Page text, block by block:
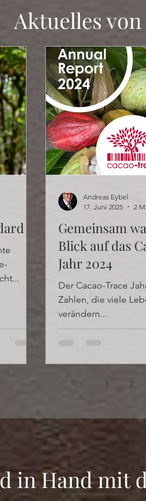
Aktuelles
Gemeinsam
Blick auf das
Jahr 2024
Der Cacao-Trace
Zahlen, die viele
verändern...
Andreas Eybel
17. Juni 2025
2
1 2
in Hand mit